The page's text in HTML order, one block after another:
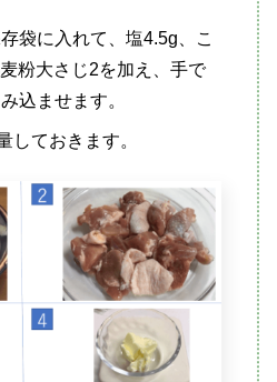
袋に入れて、塩4.5g、こ
粉大さじ2を加え、手で
込ませます。
しておきます。